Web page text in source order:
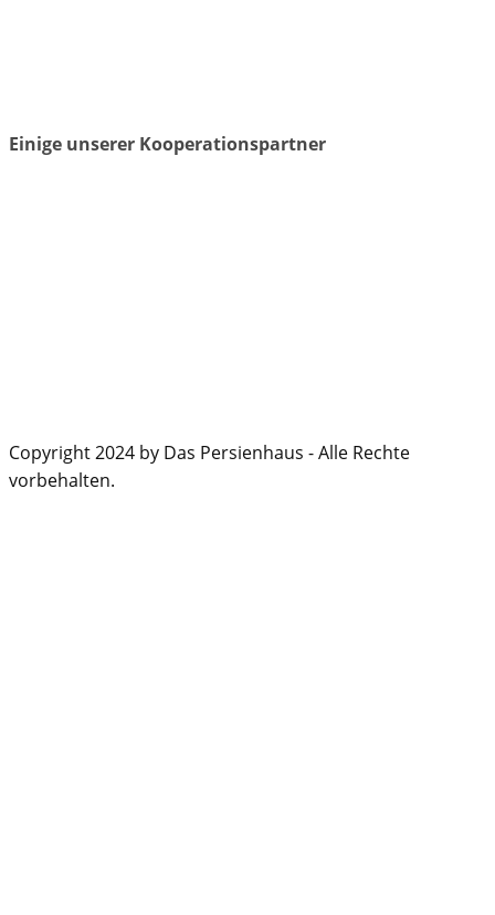
Einige unserer Kooperationspartner
Copyright 2024 by Das Persienhaus - Alle Rechte
vorbehalten.